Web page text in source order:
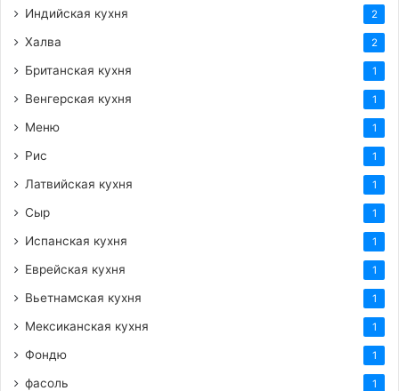
Индийская кухня 2
Халва 2
Британская кухня 1
Венгерская кухня 1
Меню 1
Рис 1
Латвийская кухня 1
Сыр 1
Испанская кухня 1
Еврейская кухня 1
Вьетнамская кухня 1
Мексиканская кухня 1
Фондю 1
фасоль 1